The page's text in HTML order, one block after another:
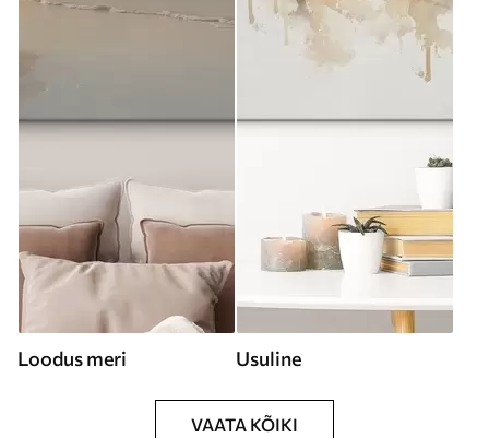
Loodus meri Usuline
VAATA KÕIKI